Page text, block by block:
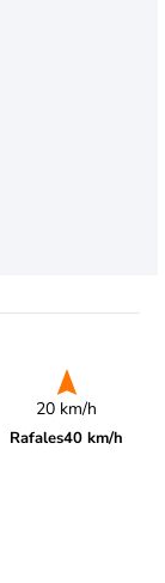
20 km/h
Rafales40 km/h